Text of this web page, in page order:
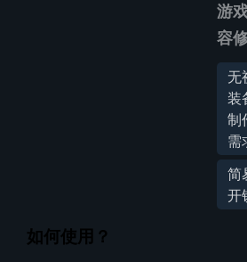
游
容
无
装
制
需
简
开
如何使用？